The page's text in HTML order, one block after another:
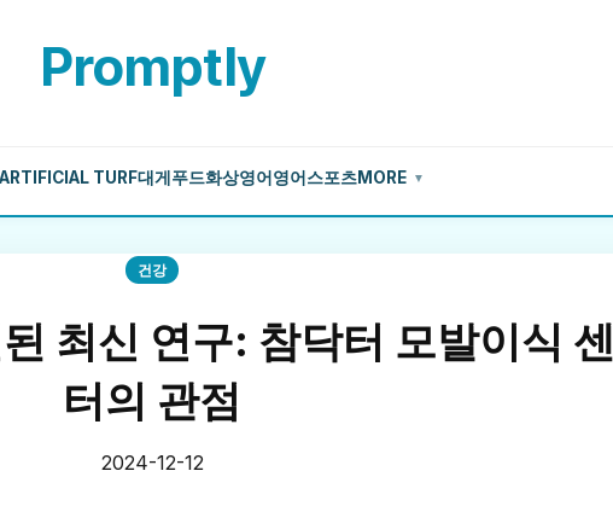
Promptly
ARTIFICIAL TURF대게 푸드화상영어 영어 스포츠MORE ▼
건강
최신 연구: 참닥터 모발이식 센
터의 관점
2024-12-12